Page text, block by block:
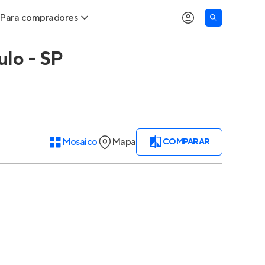
Entrar no Apto
Para compradores
Buscar um imóvel novo
Correção do INCC
- SP
Mosaico Mapa COMPARAR